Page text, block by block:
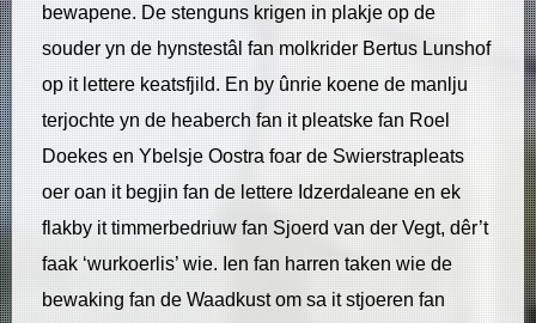
bewapene. De stenguns krigen in plakje op de
souder yn de hynstestâl fan molkrider Bertus Lunshof
op it lettere keatsfjild. En by ûnrie koene de manlju
terjochte yn de heaberch fan it pleatske fan Roel
Doekes en Ybelsje Oostra foar de Swierstrapleats
oer oan it begjin fan de lettere Idzerdaleane en ek
flakby it timmerbedriuw fan Sjoerd van der Vegt, dêr’t
faak ‘wurkoerlis’ wie. Ien fan harren taken wie de
bewaking fan de Waadkust om sa it stjoeren fan